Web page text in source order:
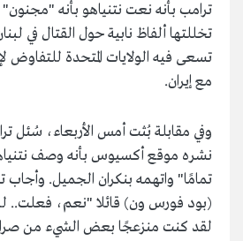
ترامب بأنه نعت نتنياهو بأنه "مجنون"
تخللتها ألفاظ نابية حول القتال في
تسعى فيه الولايات المتحدة للتفاوض
مع إيران.
وفي مقابلة بُثت أمس الأربعاء، سُئل
نشره موقع أكسيوس بأنه وصف
تمامًا" واتهمه بنكران الجميل.
(بود فورس ون) قائلا "نعم، فعلت..
لقد كنت منزعجًا بعض الشيء من